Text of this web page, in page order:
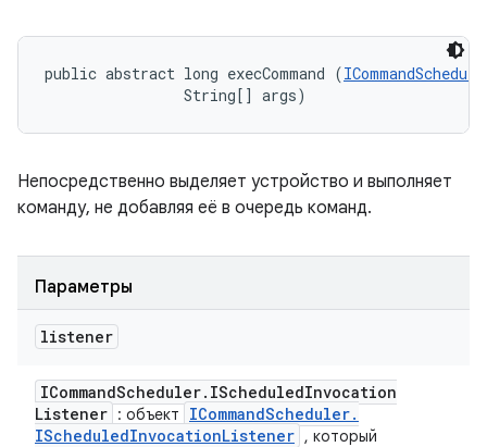
public abstract long execCommand (
                String[] args)
Непосредственно выделяет устройство и выполняет
команду, не добавляя её в очередь команд.
Параметры
listener
ICommandScheduler. IScheduledInvocation
Listener : объект ICommandScheduler.
IScheduledInvocationListener , который